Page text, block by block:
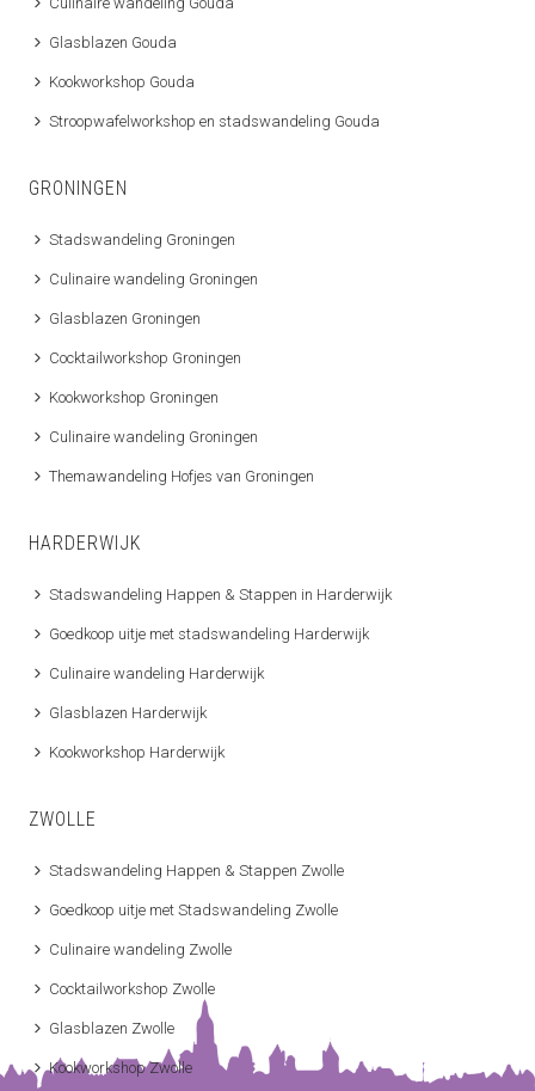
Glasblazen Gouda
Kookworkshop Gouda
Stroopwafelworkshop en stadswandeling Gouda
GRONINGEN
Stadswandeling Groningen
Culinaire wandeling Groningen
Glasblazen Groningen
Cocktailworkshop Groningen
Kookworkshop Groningen
Culinaire wandeling Groningen
Themawandeling Hofjes van Groningen
HARDERWIJK
Stadswandeling Happen & Stappen in Harderwijk
Goedkoop uitje met stadswandeling Harderwijk
Culinaire wandeling Harderwijk
Glasblazen Harderwijk
Kookworkshop Harderwijk
ZWOLLE
Stadswandeling Happen & Stappen Zwolle
Goedkoop uitje met Stadswandeling Zwolle
Culinaire wandeling Zwolle
Cocktailworkshop Zwolle
Glasblazen Zwolle
Kookworkshop Zwolle